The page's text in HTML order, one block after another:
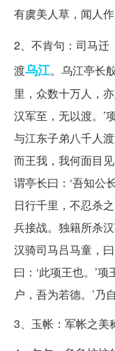
有虞美人草，闻人
2、不肯句：司马迁
渡乌江。乌江亭长
里，众数十万人，
汉军至，无以渡。’
与江东子弟八千人
而王我，我何面目
谓亭长曰：‘吾知公
日行千里，不忍杀
兵接战。独籍所杀
汉骑司马吕马童，
曰：‘此项王也。’
户，吾为若德。’乃
3、玉帐：军帐之美